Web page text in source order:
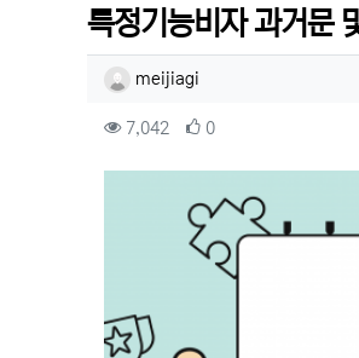
특정기능비자 과거문
작성자 정보
meijiagi
컨텐츠 정보
7,042 조회 0추천